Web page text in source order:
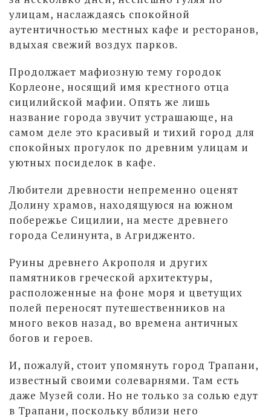
улицам, наслаждаясь спокойной
аутентичностью местных кафе и ресторанов,
вдыхая свежий воздух парков.
Продолжает мафиозную тему городок
Корлеоне, носящий имя крестного отца
сицилийской мафии. Опять же лишь
название города звучит устрашающе, на
самом деле это красивый и тихий город для
спокойных прогулок по древним улицам и
уютных посиделок в кафе.
Любители древности непременно оценят
Долину храмов, находящуюся на южном
побережье Сицилии, на месте древнего
города Селинунта, в Агридженто.
Руины древнего Акрополя и других
памятников греческой архитектуры,
расположенные на фоне моря и цветущих
полей переносят путешественников на
много веков назад, во времена античных
богов и героев.
И, пожалуй, стоит упомянуть город Трапани,
известный своими солеварнями. Там есть
даже Музей соли. Но не только за солью едут
в Трапани, поскольку вблизи него